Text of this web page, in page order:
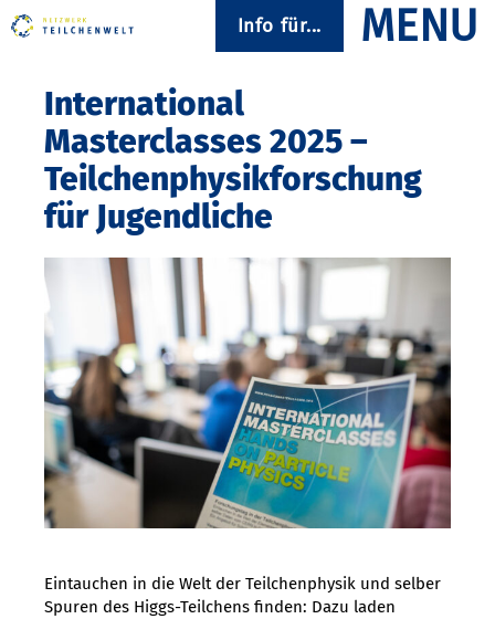
Info für...
International
Masterclasses 2025 –
Teilchenphysikforschung
für Jugendliche
Eintauchen in die Welt der Teilchenphysik und selber
Spuren des Higgs-Teilchens finden: Dazu laden